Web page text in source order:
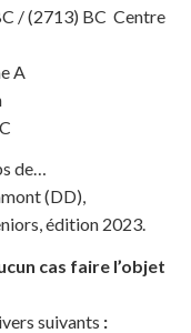
/ (2713) BC Centre
A
de…
(DD),
édition 2023.
cas faire l’objet
suivants :